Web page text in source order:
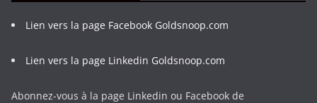
Lien vers la page Facebook Goldsnoop.com
Lien vers la page Linkedin Goldsnoop.com
Abonnez-vous à la page Linkedin ou Facebook de